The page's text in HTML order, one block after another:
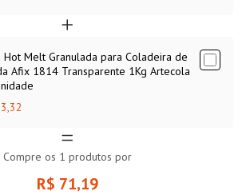
Hot Melt Granulada para Coladeira de
Afix 1814 Transparente 1Kg Artecola
Compre os 1 produtos por
R$ 71,19